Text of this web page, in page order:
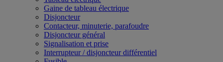
Gaine de tableau électrique
Disjoncteur
Contacteur, minuterie, parafoudre
Disjoncteur général
Signalisation et prise
Interrupteur / disjoncteur différentiel